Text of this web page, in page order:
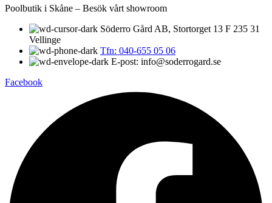
Poolbutik i Skåne – Besök vårt showroom
Söderro Gård AB, Stortorget 13 F 235 31
Vellinge
Tfn: 040-655 05 06
E-post: info@soderrogard.se
Facebook